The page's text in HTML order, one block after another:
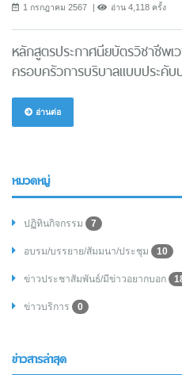
1 กรกฎาคม 2567 อ่าน 4,118 ครั้ง
หลักสูตรประกาศนียบัตรวิชาชีพเ
ครอบครัวการบริบาลแบบประคับ
อ่านต่อ
หมวดหมู่
ปฏิทินกิจกรรม 7
อบรม/บรรยาย/สัมมนา/ประชุม 10
ข่าวประชาสัมพันธ์/มีข่าวอยากบอก
ข่าวบริการ 0
ข่าวสารล่าสุด